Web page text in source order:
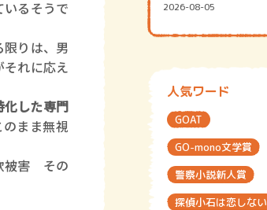
るそうで
りは、男
れに応え
化した専門
まま無視
被害 その
2026-08-05
人気ワード
GOAT
GO-mono文学賞
警察小説新人賞
探偵小石は恋しない